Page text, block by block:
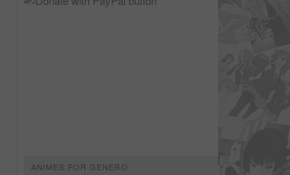
ANIMES POR GENERO